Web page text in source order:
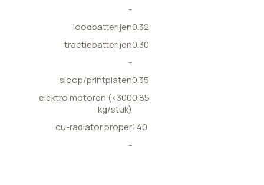
-
loodbatterijen0.32
tractiebatterijen0.30
-
sloop/printplaten0.35
elektro motoren (<300
kg/stuk)
0.85
cu-radiator proper1.40
-